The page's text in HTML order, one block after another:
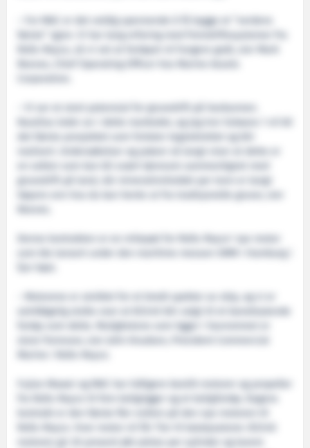
– For MAC er det veldig spennende å få bygge et ”verdens
første” igjen. Vi har lang erfaring med fremdriftssystemer fra
Rolls-Royce, så vi vet at fartøyet vil fungere godt, sier Mark
Reeves, Chief Operating Officer hos Marine Assets
– Vi ser et stort potensial for gruvedrift på havbunnen.
Nautilus leder an i dette markedet, og jeg tror Solwara 1 vil bli
det første prosjektet som forlater tegnebrettet og blir
realisert. Undersøkelser og prøver så langt viser at dette er
en sektor som kan bli svært lønnsom sammenlignet med
gruvedrift på land, når mineralinnholdet per tonn er langt
høyere enn hva du kan hente ut fra tradisjonelle gruver, sier
Denne kontrakten er en milepæl for Rolls-Royce' nye motor
som ble lansert under den maritime messen SMM i Hamburg i
– Motorene er utviklet for et bredt spekter av skip, og vi er
selvfølgelig stolte over at B33:45 blir valgt til et banebrytende
fartøy som dette. Mulighetene som ligger i havrommet er
Fujian Mawei og MAC har tidligere bestilt motorer og propeller
fra Rolls-Royce til fem boligrigger og et boligfartøy. Dagens